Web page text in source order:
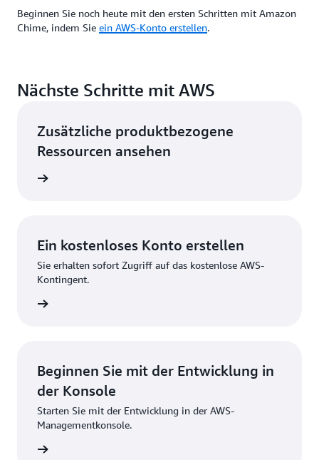
Beginnen Sie noch heute mit den ersten Schritten mit Amazon
Chime, indem Sie ein AWS-Konto erstellen.
Nächste Schritte mit AWS
Zusätzliche produktbezogene
Ressourcen ansehen
Ein kostenloses Konto erstellen
Sie erhalten sofort Zugriff auf das kostenlose AWS-
Kontingent.
Beginnen Sie mit der Entwicklung in
der Konsole
Starten Sie mit der Entwicklung in der AWS-
Managementkonsole.